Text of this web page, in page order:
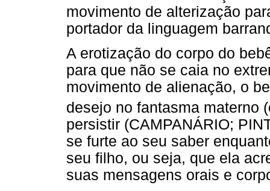
movimento de alterização
portador da linguagem
A erotização do corpo do
para que não se caia no
movimento de alienação, o
desejo no fantasma materno
persistir (CAMPANÁRIO;
se furte ao seu saber
seu filho, ou seja, que ela
suas mensagens orais e